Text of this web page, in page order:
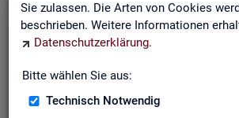
Sie zulassen. Die Arten von Cookies
beschrieben. Weitere Informationen
Datenschutzerklärung.
Bitte wählen Sie aus:
Technisch Notwendig
Eck­wer­te